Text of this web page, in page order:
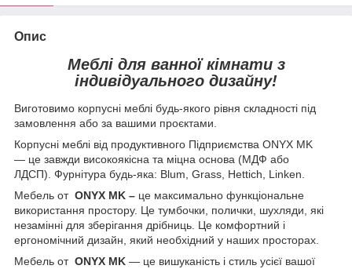
Опис
Меблі для ванної кімнати з
індивідуального дизайну!
Виготовимо корпусні меблі будь-якого рівня складності під
замовлення або за вашими проєктами.
Корпусні меблі від продуктивного Підприємства ONYX MK
— це завжди високоякісна та міцна основа (МДФ або
ЛДСП). Фурнітура будь-яка: Blum, Grass, Hettich, Linken.
Мебель отONYX MK – це максимально функціональне
використання простору. Це тумбочки, полички, шухляди, які
незамінні для зберігання дрібниць. Це комфортний і
ергономічний дизайн, який необхідний у наших просторах.
Мебель отONYX MK — це вишуканість і стиль усієї вашої